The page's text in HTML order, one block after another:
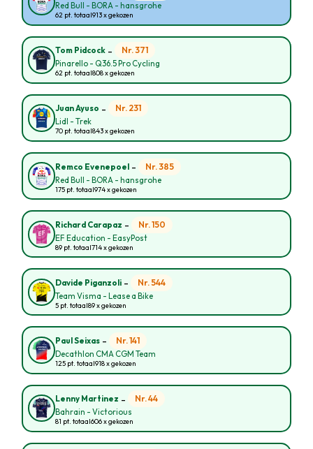
Red Bull - BORA - hansgrohe
62 pt. totaal913 x gekozen
Tom Pidcock - Nr. 371
Pinarello - Q36.5 Pro Cycling
62 pt. totaal808 x gekozen
Juan Ayuso - Nr. 231
Lidl - Trek
70 pt. totaal843 x gekozen
Remco Evenepoel - Nr. 385
Red Bull - BORA - hansgrohe
175 pt. totaal974 x gekozen
Richard Carapaz - Nr. 150
EF Education - EasyPost
89 pt. totaal714 x gekozen
Davide Piganzoli - Nr. 544
Team Visma - Lease a Bike
5 pt. totaal89 x gekozen
Paul Seixas - Nr. 141
Decathlon CMA CGM Team
125 pt. totaal918 x gekozen
Lenny Martinez - Nr. 44
Bahrain - Victorious
81 pt. totaal606 x gekozen